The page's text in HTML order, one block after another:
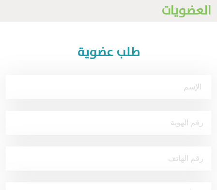
العضويات
طلب عضوية